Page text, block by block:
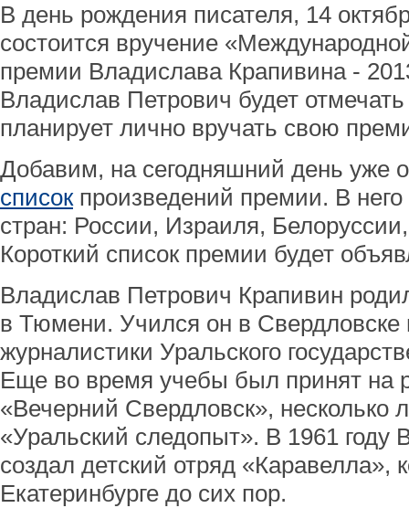
В день рождения писателя, 14
состоится вручение
премии Владислава Крапивина -
Владислав Петрович будет
планирует лично вручать свою
Добавим, на сегодняшний день уже
списокпроизведений премии. В
стран: России, Израиля,
Короткий список премии будет
Владислав Петрович Крапивин
в Тюмени. Учился он в Свердловске
журналистики Уральского
Еще во время учебы был принят на
«Вечерний Свердловск», несколько
«Уральский следопыт». В 1961 году
создал детский отряд «Каравелла»,
Екатеринбурге до сих пор.